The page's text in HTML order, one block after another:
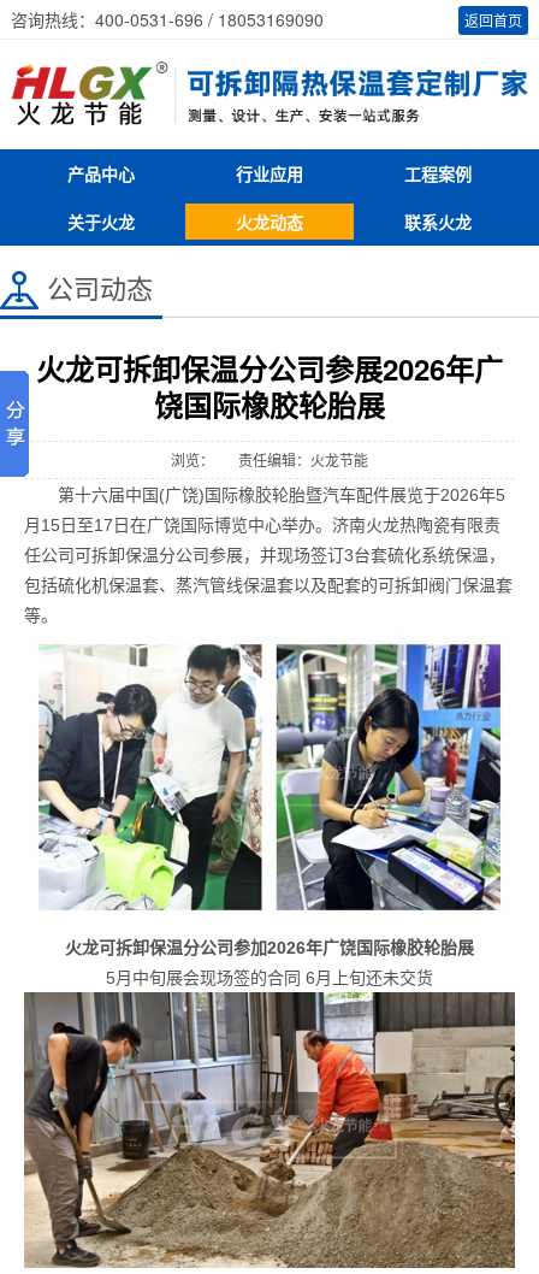
返回首页
咨询热线：400-0531-696 / 18053169090
产品中心 行业应用
工程案例
关于火龙
火龙动态 联系火龙
公司动态
火龙可拆卸保温分公司参展2026年广
饶国际橡胶轮胎展
浏览： 责任编辑：火龙节能
第十六届中国(广饶)国际橡胶轮胎暨汽车配件展览于2026年5
月15日至17日在广饶国际博览中心举办。济南火龙热陶瓷有限责
任公司可拆卸保温分公司参展，并现场签订3台套硫化系统保温，
包括硫化机保温套、蒸汽管线保温套以及配套的可拆卸阀门保温套
等。
火龙可拆卸保温分公司参加2026年广饶国际橡胶轮胎展
5月中旬展会现场签的合同 6月上旬还未交货